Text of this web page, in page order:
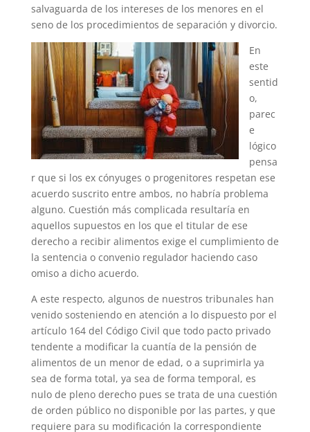
salvaguarda de los intereses de los menores en el
seno de los procedimientos de separación y divorcio.
En
este
sentid
o,
parec
e
lógico
pensa
r que si los ex cónyuges o progenitores respetan ese
acuerdo suscrito entre ambos, no habría problema
alguno. Cuestión más complicada resultaría en
aquellos supuestos en los que el titular de ese
derecho a recibir alimentos exige el cumplimiento de
la sentencia o convenio regulador haciendo caso
omiso a dicho acuerdo.
A este respecto, algunos de nuestros tribunales han
venido sosteniendo en atención a lo dispuesto por el
artículo 164 del Código Civil que todo pacto privado
tendente a modificar la cuantía de la pensión de
alimentos de un menor de edad, o a suprimirla ya
sea de forma total, ya sea de forma temporal, es
nulo de pleno derecho pues se trata de una cuestión
de orden público no disponible por las partes, y que
requiere para su modificación la correspondiente